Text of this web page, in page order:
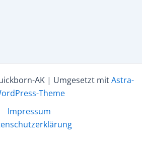
AK | Umgesetzt mitAstra-
Theme
Impressum